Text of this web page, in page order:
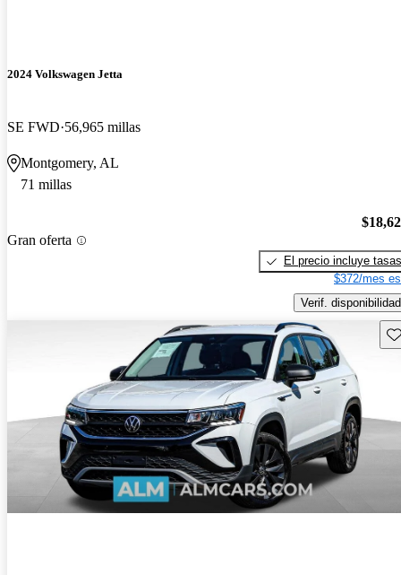
2024 Volkswagen Jetta
SE FWD 56,965 millas
Montgomery, AL
71 millas
Gran oferta
El precio incluye tasas
$372/mes
Verif. disponibilidad